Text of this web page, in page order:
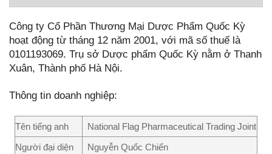
Công ty Cổ Phần Thương Mại Dược Phẩm Quốc Kỳ
hoạt động từ tháng 12 năm 2001, với mã số thuế là
0101193069. Trụ sở Dược phẩm Quốc Kỳ nằm ở Thanh
Xuân, Thành phố Hà Nội.
Thông tin doanh nghiệp:
Tên tiếng anh
National Flag Pharmaceutical Trading Joint
Người đại diện
Nguyễn Quốc Chiến